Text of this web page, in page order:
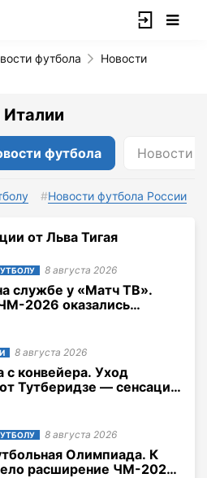
футбола
Новости
футбола Новости
Новости футбола России
от Льва Тигая
8 августа 2026
службе у «Матч ТВ».
2026 оказались
8 августа 2026
с конвейера. Уход
Тутберидзе — сенсация
8 августа 2026
Олимпиада. К
расширение ЧМ-2026